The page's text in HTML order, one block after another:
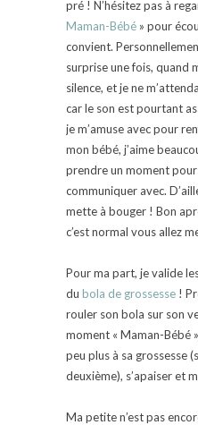
pré ! N’hésitez pas à
Maman-Bébé » pour
convient.
surprise une fois, quand
silence, et je ne
car le son est pourtant
je m’amuse avec pour
mon bébé, j’aime
prendre un moment
communiquer avec.
mette à bouger ! Bon
c’est normal vous allez
Pour ma part, je valide
du bola de grossesse !
rouler son bola sur son
moment « Maman-Bébé
peu plus à sa grossesse
deuxième), s’apaiser et
Ma petite n’est pas